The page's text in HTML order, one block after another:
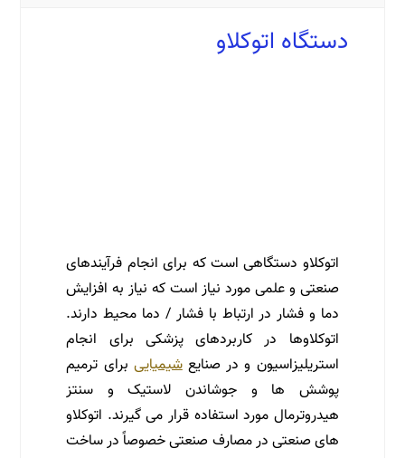
دستگاه اتوکلاو
اتوکلاو دستگاهی است که برای انجام فرآیندهای
صنعتی و علمی مورد نیاز است که نیاز به افزایش
دما و فشار در ارتباط با فشار / دما محیط دارند.
اتوکلاوها در کاربردهای پزشکی برای انجام
استریلیزاسیون و در صنایعشیمیایی برای ترمیم
پوشش ها و جوشاندن لاستیک و سنتز
هیدروترمال مورد استفاده قرار می گیرند. اتوکلاو
های صنعتی در مصارف صنعتی خصوصاً در ساخت